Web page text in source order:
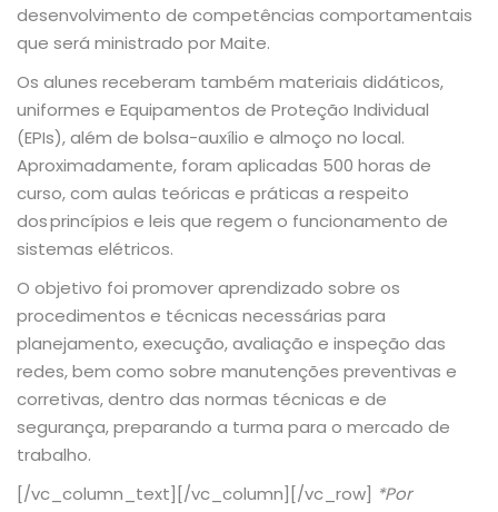
desenvolvimento de competências comportamentais
que será ministrado por Maite.
Os alunes receberam também materiais didáticos,
uniformes e Equipamentos de Proteção Individual
(EPIs), além de bolsa-auxílio e almoço no local.
Aproximadamente, foram aplicadas 500 horas de
curso, com aulas teóricas e práticas a respeito
dos princípios e leis que regem o funcionamento de
sistemas elétricos.
O objetivo foi promover aprendizado sobre os
procedimentos e técnicas necessárias para
planejamento, execução, avaliação e inspeção das
redes, bem como sobre manutenções preventivas e
corretivas, dentro das normas técnicas e de
segurança, preparando a turma para o mercado de
trabalho.
[/vc_column_text][/vc_column][/vc_row] *Por